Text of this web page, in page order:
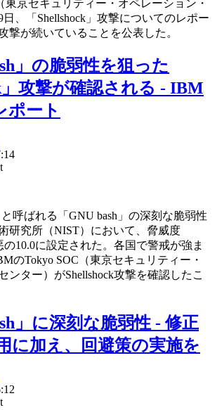
東京セキュリティー・オペレーション・
、「Shellshock」攻撃についてのレポー
撃が続いていることを公表した。
」の脆弱性を狙った
」攻撃が確認される - IBM
ポート
呼ばれる「GNU bash」の深刻な脆弱性
研究所（NIST）において、脅威度
の10.0に設定された。各国で警戒が強ま
のTokyo SOC（東京セキュリティー・
ンター）がShellshock攻撃を確認したこ
」に深刻な脆弱性 - 修正
に加え、回避策の実施を